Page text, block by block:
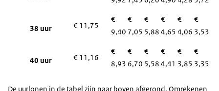
38 uur € 11,75
€
9,40
€
7,05
€
5,88
€
4,65
€
4,06
€
3,53
40 uur € 11,16
€
8,93
€
6,70
€
5,58
€
4,41
€
3,85
€
3,35
De uurlonen in de tabel zijn naar boven afgerond. Omrekenen